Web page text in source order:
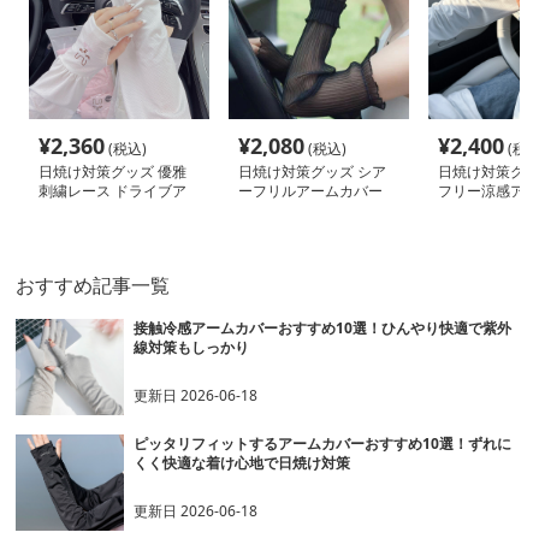
¥2,360(税込)
日焼け対策グッズ 優雅
刺繍レース ドライブア
¥2,080(税込)
日焼け対策グッズ シア
ーフリルアームカバー
¥2,400(税
日焼け対策グ
フリー涼感ア
おすすめ記事一覧
接触冷感アームカバーおすすめ10選！ひんやり快適で紫外
線対策もしっかり
更新日2026-06-18
ピッタリフィットするアームカバーおすすめ10選！ずれに
くく快適な着け心地で日焼け対策
更新日2026-06-18